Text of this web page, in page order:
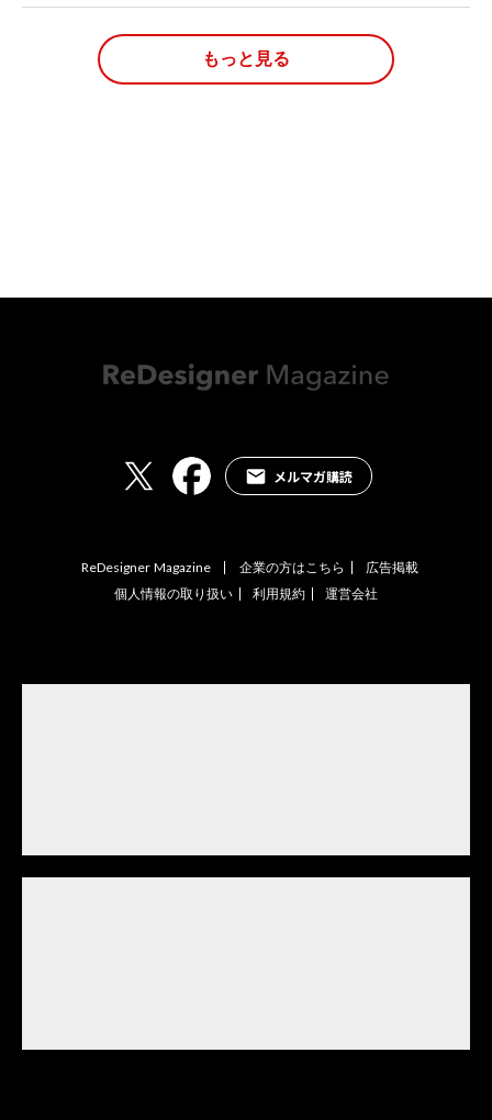
もっと見る
メルマガ購読
ReDesigner Magazine 企業の方はこちら
広告掲載
個人情報の取り扱い
利用規約 運営会社